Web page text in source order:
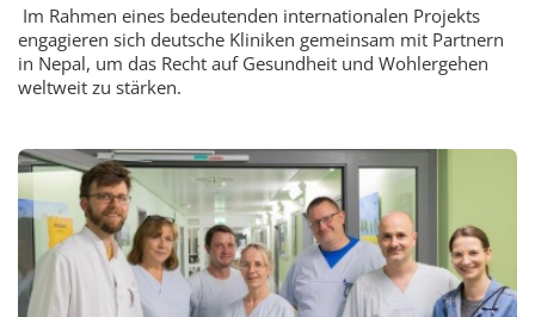
Im Rahmen eines bedeutenden internationalen Projekts
engagieren sich deutsche Kliniken gemeinsam mit Partnern
in Nepal, um das Recht auf Gesundheit und Wohlergehen
weltweit zu stärken.